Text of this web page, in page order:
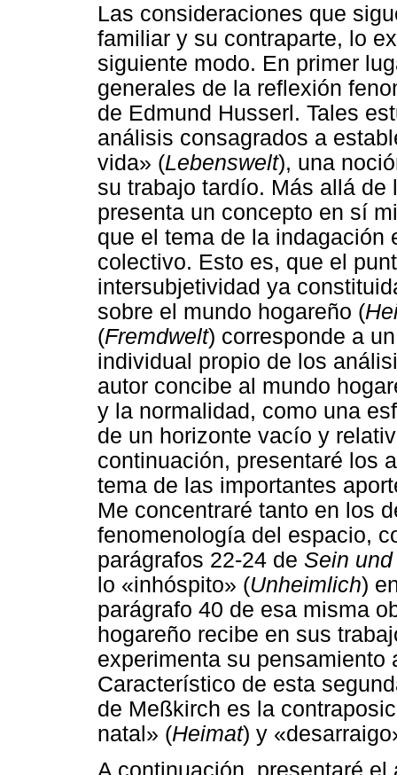
Las consideraciones que
familiar y su contraparte, lo
siguiente modo. En primer
generales de la reflexión
de Edmund Husserl. Tales
análisis consagrados a
vida» (Lebenswelt), una
su trabajo tardío. Más allá
presenta un concepto en sí
que el tema de la indagación
colectivo. Esto es, que el
intersubjetividad ya
sobre el mundo hogareño (
(Fremdwelt) corresponde a
individual propio de los
autor concibe al mundo
y la normalidad, como una
de un horizonte vacío y
continuación, presentaré los
tema de las importantes
Me concentraré tanto en los
fenomenología del espacio,
parágrafos 22-24 de Sein
lo «inhóspito» (Unheimlich)
parágrafo 40 de esa misma
hogareño recibe en sus
experimenta su pensamiento
Característico de esta
de Meßkirch es la
natal» (Heimat) y
A continuación, presentaré